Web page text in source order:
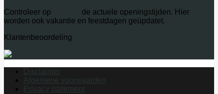
Controleer op
de actuele openingstijden. Hier
worden ook vakantie en feestdagen geüpdatet.
Klantenbeoordeling
Disclaimer
Algemene voorwaarden
Privacy statement